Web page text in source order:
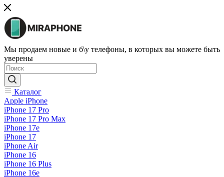
Мы продаем новые и б\у телефоны, в которых вы можете быть
уверены
Каталог
Apple iPhone
iPhone 17 Pro
iPhone 17 Pro Max
iPhone 17e
iPhone 17
iPhone Air
iPhone 16
iPhone 16 Plus
iPhone 16e